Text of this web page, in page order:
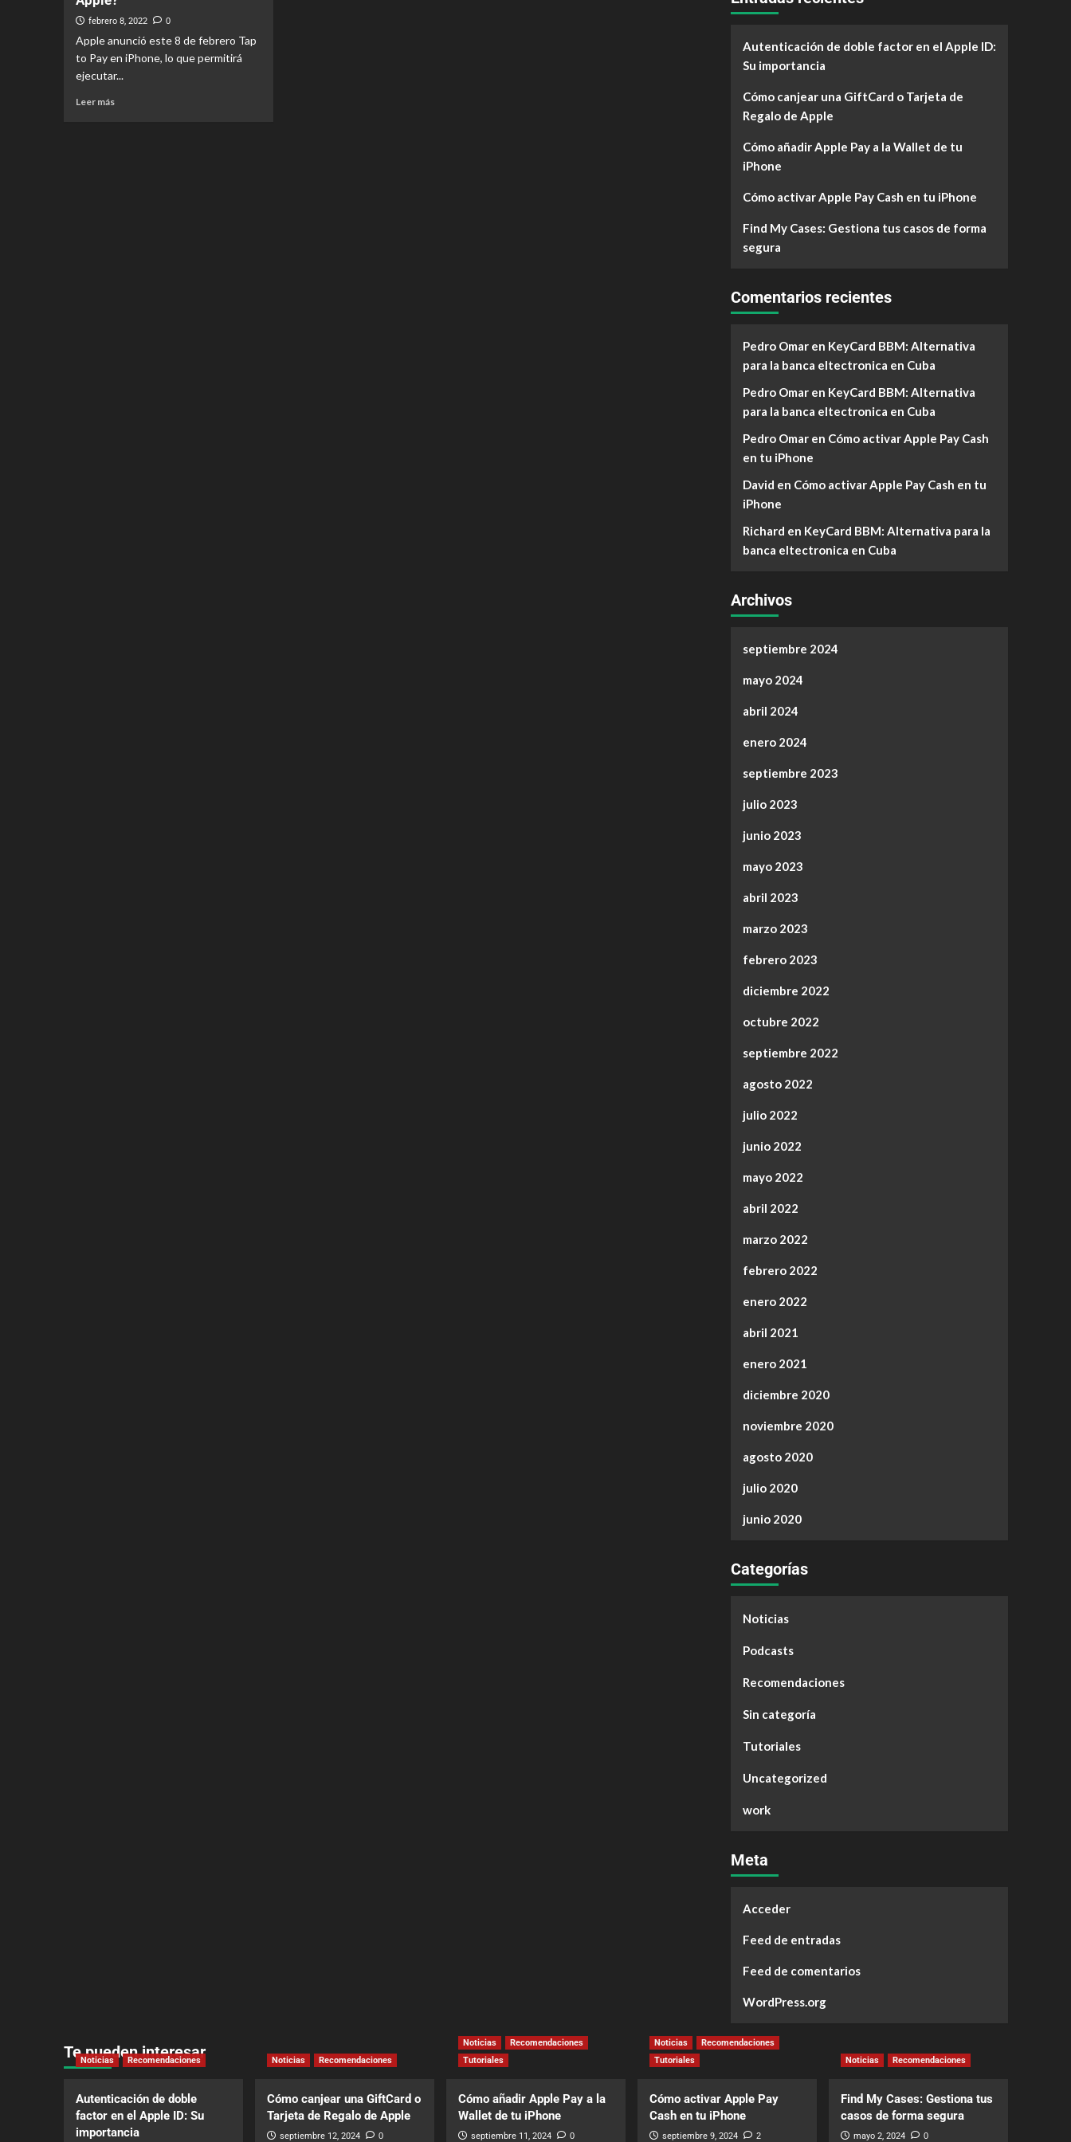
febrero 8, 2022 0
Apple anunció este 8 de febrero Tap
to Pay en iPhone, lo que permitirá
ejecutar...
Leer más
Autenticación de doble factor en el Apple ID:
Su importancia
Cómo canjear una GiftCard o Tarjeta de
Regalo de Apple
Cómo añadir Apple Pay a la Wallet de tu
iPhone
Cómo activar Apple Pay Cash en tu iPhone
Find My Cases: Gestiona tus casos de forma
segura
Comentarios recientes
Pedro Omaren KeyCard BBM: Alternativa
para la banca eltectronica en Cuba
Pedro Omaren KeyCard BBM: Alternativa
para la banca eltectronica en Cuba
Pedro Omaren Cómo activar Apple Pay Cash
en tu iPhone
David en Cómo activar Apple Pay Cash en tu
iPhone
Richard en KeyCard BBM: Alternativa para la
banca eltectronica en Cuba
Archivos
septiembre 2024
mayo 2024
abril 2024
enero 2024
septiembre 2023
julio 2023
junio 2023
mayo 2023
abril 2023
marzo 2023
febrero 2023
diciembre 2022
octubre 2022
septiembre 2022
agosto 2022
julio 2022
junio 2022
mayo 2022
abril 2022
marzo 2022
febrero 2022
enero 2022
abril 2021
enero 2021
diciembre 2020
noviembre 2020
agosto 2020
julio 2020
junio 2020
Categorías
Noticias
Podcasts
Recomendaciones
Sin categoría
Tutoriales
Uncategorized
work
Meta
Acceder
Feed de entradas
Feed de comentarios
WordPress.org
Te pueden interesar
Noticias Recomendaciones
Autenticación de doble
factor en el Apple ID: Su
importancia
Noticias Recomendaciones
Cómo canjear una GiftCard o
Tarjeta de Regalo de Apple
septiembre 12, 2024 0
Noticias
Recomendaciones
Tutoriales
Cómo añadir Apple Pay a la
Wallet de tu iPhone
septiembre 11, 2024 0
Noticias
Recomendaciones
Tutoriales
Cómo activar Apple Pay
Cash en tu iPhone
septiembre 9, 2024 2
Noticias Recomendaciones
Find My Cases: Gestiona tus
casos de forma segura
mayo 2, 2024 0